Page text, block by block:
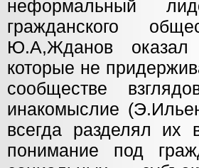
неформальный
гражданского
Ю.А,Жданов
которые не
сообществе
инакомыслие
всегда разделял их
понимание под